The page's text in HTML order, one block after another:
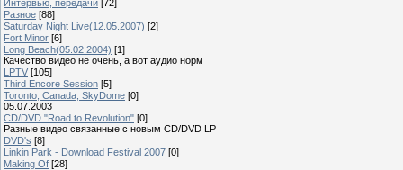
Интервью, передачи [72]
Разное [88]
Saturday Night Live(12.05.2007) [2]
Fort Minor [6]
Long Beach(05.02.2004) [1]
Качество видео не очень, а вот аудио норм
LPTV [105]
Third Encore Session [5]
Toronto, Canada, SkyDome [0]
05.07.2003
CD/DVD "Road to Revolution" [0]
Разные видео связанные с новым CD/DVD LP
DVD's [8]
Linkin Park - Download Festival 2007 [0]
Making Of [28]